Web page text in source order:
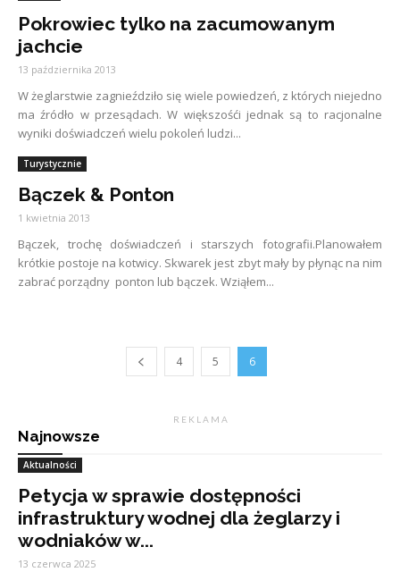
Pokrowiec tylko na zacumowanym
jachcie
13 października 2013
W żeglarstwie zagnieździło się wiele powiedzeń, z których niejedno
ma źródło w przesądach. W większośći jednak są to racjonalne
wyniki doświadczeń wielu pokoleń ludzi...
Turystycznie
Bączek & Ponton
1 kwietnia 2013
Bączek, trochę doświadczeń i starszych fotografii.Planowałem
krótkie postoje na kotwicy. Skwarek jest zbyt mały by płynąc na nim
zabrać porządny ponton lub bączek. Wziąłem...
4 5 6
R E K L A M A
Najnowsze
Aktualności
Petycja w sprawie dostępności
infrastruktury wodnej dla żeglarzy i
wodniaków w...
13 czerwca 2025